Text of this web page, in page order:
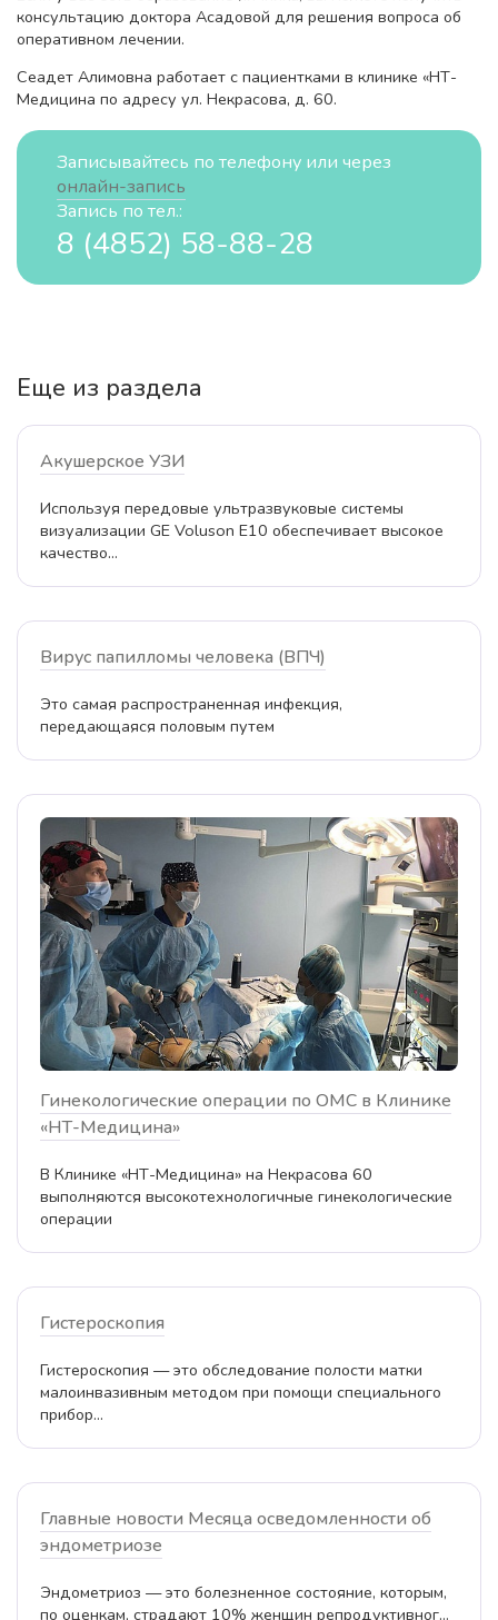
консультацию доктора Асадовой для решения вопроса об
оперативном лечении.
Сеадет Алимовна работает с пациентками в клинике «НТ-
Медицина по адресу ул. Некрасова, д. 60.
Записывайтесь по телефону или через
онлайн-запись
Запись по тел.:
8 (4852) 58-88-28
Еще из раздела
Акушерское УЗИ
Используя передовые ультразвуковые системы
визуализации GE Voluson E10 обеспечивает высокое
качество...
Вирус папилломы человека (ВПЧ)
Это самая распространенная инфекция,
передающаяся половым путем
Гинекологические операции по ОМС в Клинике
«НТ-Медицина»
В Клинике «НТ-Медицина» на Некрасова 60
выполняются высокотехнологичные гинекологические
операции
Гистероскопия
Гистероскопия — это обследование полости матки
малоинвазивным методом при помощи специального
прибор...
Главные новости Месяца осведомленности об
эндометриозе
Эндометриоз — это болезненное состояние, которым,
по оценкам, страдают 10% женщин репродуктивног...